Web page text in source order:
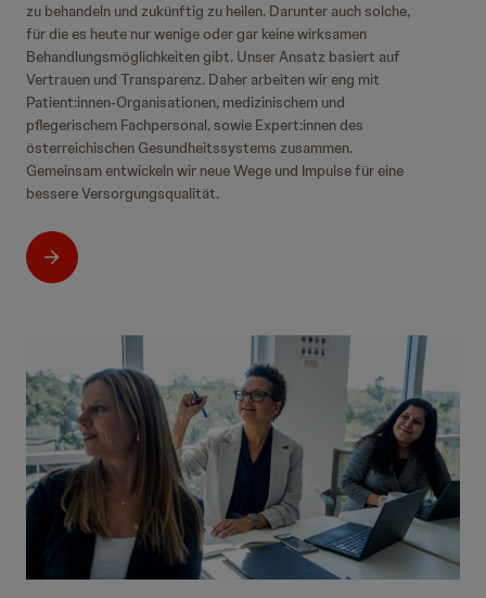
zu behandeln und zukünftig zu heilen. Darunter auch solche,
für die es heute nur wenige oder gar keine wirksamen
Behandlungsmöglichkeiten gibt. Unser Ansatz basiert auf
Vertrauen und Transparenz. Daher arbeiten wir eng mit
Patient:innen-Organisationen, medizinischem und
pflegerischem Fachpersonal, sowie Expert:innen des
österreichischen Gesundheitssystems zusammen.
Gemeinsam entwickeln wir neue Wege und Impulse für eine
bessere Versorgungsqualität.